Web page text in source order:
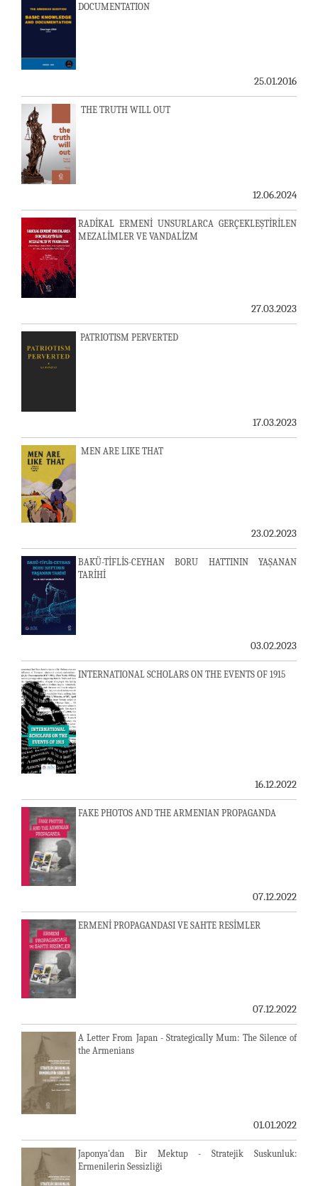
DOCUMENTATION
25.01.2016
THE TRUTH WILL OUT
12.06.2024
RADİKAL ERMENİ UNSURLARCA GERÇEKLEŞTİRİLEN
MEZALİMLER VE VANDALİZM
27.03.2023
PATRIOTISM PERVERTED
17.03.2023
MEN ARE LIKE THAT
23.02.2023
BAKÜ-TİFLİS-CEYHAN BORU HATTININ YAŞANAN
TARİHİ
03.02.2023
INTERNATIONAL SCHOLARS ON THE EVENTS OF 1915
16.12.2022
FAKE PHOTOS AND THE ARMENIAN PROPAGANDA
07.12.2022
ERMENİ PROPAGANDASI VE SAHTE RESİMLER
07.12.2022
A Letter From Japan - Strategically Mum: The Silence of
the Armenians
01.01.2022
Japonya'dan Bir Mektup - Stratejik Suskunluk:
Ermenilerin Sessizliği